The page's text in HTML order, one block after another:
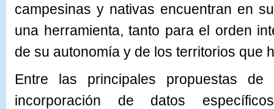
campesinas y nativas encuentran en
una herramienta, tanto para el orden
de su autonomía y de los territorios que
Entre las principales propuestas de
incorporación de datos